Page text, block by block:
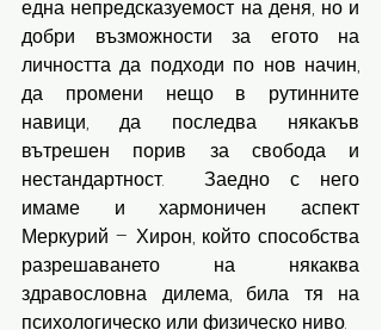
една непредсказуемост на деня, но и
добри възможности за егото на
личността да подходи по нов начин,
да промени нещо в рутинните
навици, да последва някакъв
вътрешен порив за свобода и
нестандартност.  Заедно с него
имаме и хармоничен аспект
Меркурий – Хирон, който способства
разрешаването на някаква
здравословна дилема, била тя на
психологическо или физическо ниво.